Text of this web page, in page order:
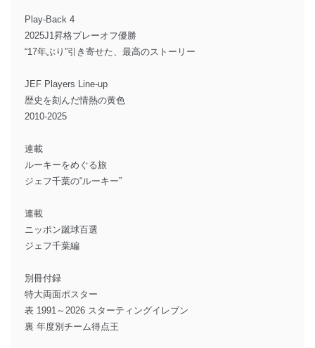
Play-Back 4
2025J1昇格プレーオフ優勝
“17年ぶり”引き寄せた、最高のストーリー
JEF Players Line-up
歴史を刻んだ情熱の黄色
2010-2025
連載
ルーキーをめぐる旅
ジェフ千葉の“ルーキー”
連載
ニッポン蹴球百選
ジェフ千葉編
別冊付録
特大両面ポスター
表 1991～2026 スターティングイレブン
裏 年度別チーム得点王